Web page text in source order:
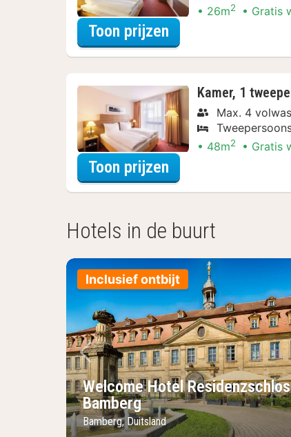
26m2 Gratis
Toon prijzen
Kamer, 1
Max. 4
48m2 Gratis
Toon prijzen
Hotels in de buurt
Inclusief ontbijt
Vorige foto
Welcome Hotel
Bamberg
Bamberg, Duitsland